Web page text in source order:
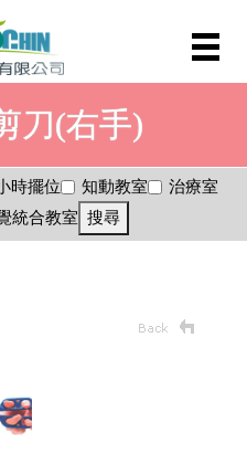
刀(右手)
時擺位 知動教室
治療室
統合教室 搜尋